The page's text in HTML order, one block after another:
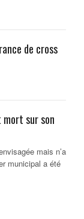
de cross
mort sur son
mais n’a
municipal a été